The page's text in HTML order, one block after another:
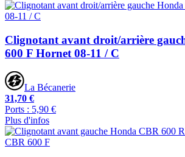
Clignotant avant droit/arrière
600 F Hornet 08-11 / C
La Bécanerie
31,70 €
Ports : 5,90 €
Plus d'infos